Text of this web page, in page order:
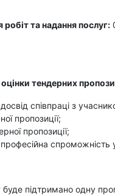
робіт та надання послуг:
оцінки тендерних
співпраці з
пропозиції;
пропозиції;
професійна спроможність
підтримано одну